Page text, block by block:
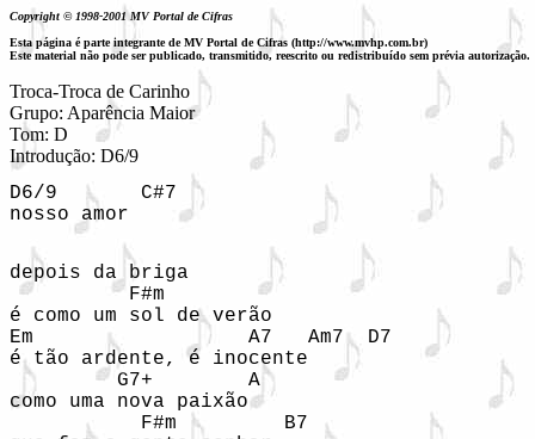
Copyright © 1998-2001 MV Portal de Cifras
Esta página é parte integrante de MV Portal de Cifras (http://www.mvhp.com.br)
Este material não pode ser publicado, transmitido, reescrito ou redistribuído sem prévia autorização.
Troca-Troca de Carinho
Grupo: Aparência Maior
Tom: D
Introdução: D6/9
D6/9       C#7
nosso amor
depois da briga
          F#m
é como um sol de verão
Em                  A7   Am7  D7
é tão ardente, é inocente
         G7+        A
como uma nova paixão
           F#m         B7